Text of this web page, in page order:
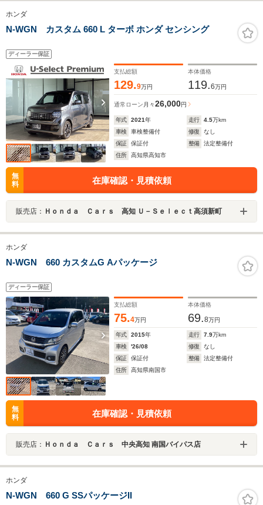
ホンダ
N-WGN カスタム 660 L ターボ ホンダ センシング
ディーラー保証
支払総額
129.9万円
本体価格
119.6万円
通常ローン 月々26,000円
年式 2021年 走行 4.5万km
車検
車検整備付 修復
なし
保証
保証付 整備
法定整備付
住所
高知県高知市
無
料
在庫確認・見積依頼
販売店： Ｈｏｎｄａ Ｃａｒｓ 高知 Ｕ－Ｓｅｌｅｃｔ高須新町
ホンダ
N-WGN 660 カスタムG Aパッケージ
ディーラー保証
支払総額
75.4万円
本体価格
69.8万円
年式 2015年 走行 7.9万km
車検
'26/08 修復
なし
保証
保証付 整備
法定整備付
住所
高知県南国市
無
料
在庫確認・見積依頼
販売店： Ｈｏｎｄａ Ｃａｒｓ 中央高知 南国バイパス店
ホンダ
N-WGN 660 G SSパッケージII